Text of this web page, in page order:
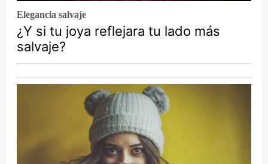
Elegancia salvaje
¿Y si tu joya reflejara tu lado más
salvaje?